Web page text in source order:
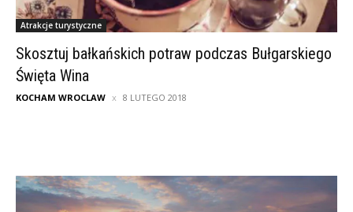
Atrakcje turystyczne
Skosztuj bałkańskich potraw podczas Bułgarskiego
Święta Wina
KOCHAM WROCLAW 8 LUTEGO 2018